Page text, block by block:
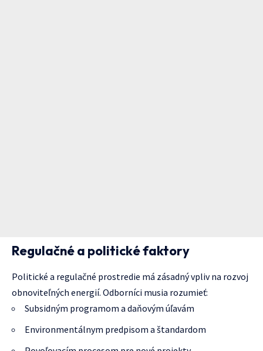
Regulačné a politické faktory
Politické a regulačné prostredie má zásadný vpliv na rozvoj
obnoviteľných energií. Odborníci musia rozumieť:
Subsidným programom a daňovým úľavám
Environmentálnym predpisom a štandardom